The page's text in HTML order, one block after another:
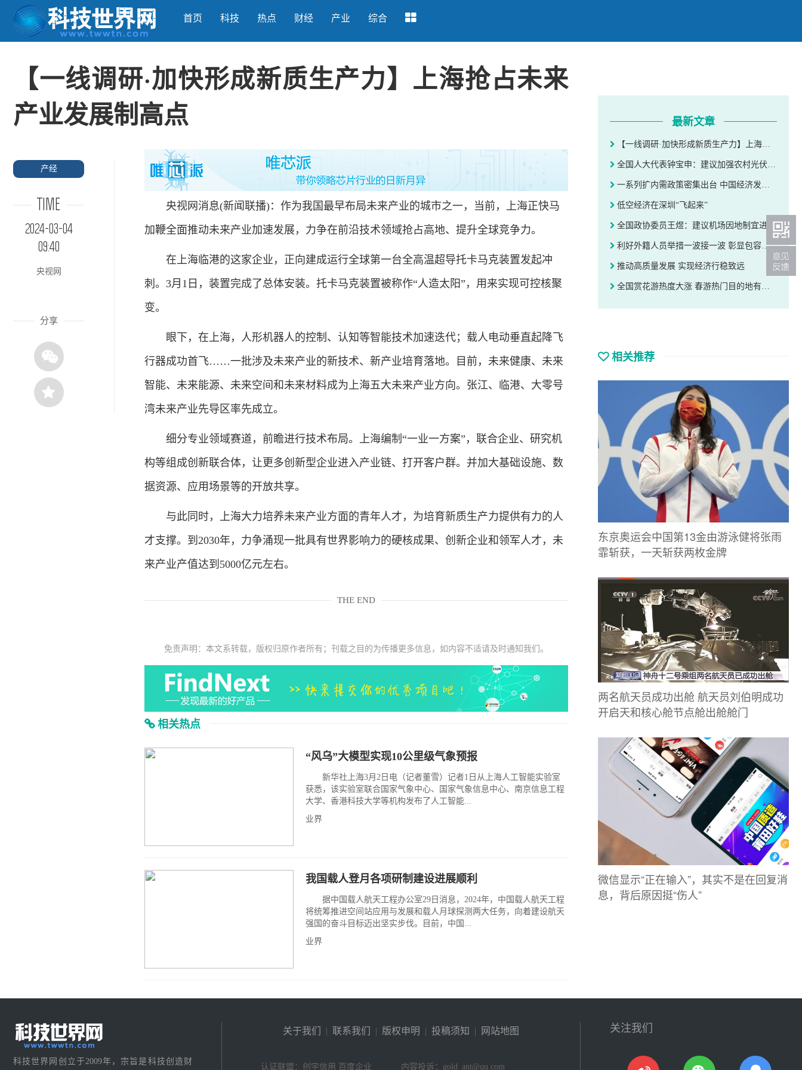
首页 科技 热点 财经 产业 综合
【一线调研·加快形成新质生产力】上海抢占未来
产业发展制高点
产经
TIME
2024-03-04
09:40
央视网
分享
央视网消息(新闻联播)：作为我国最早布局未来产业的城市之一，当前，上海正快马
加鞭全面推动未来产业加速发展，力争在前沿技术领域抢占高地、提升全球竞争力。
在上海临港的这家企业，正向建成运行全球第一台全高温超导托卡马克装置发起冲
刺。3月1日，装置完成了总体安装。托卡马克装置被称作“人造太阳”，用来实现可控核聚
变。
眼下，在上海，人形机器人的控制、认知等智能技术加速迭代；载人电动垂直起降飞
行器成功首飞……一批涉及未来产业的新技术、新产业培育落地。目前，未来健康、未来
智能、未来能源、未来空间和未来材料成为上海五大未来产业方向。张江、临港、大零号
湾未来产业先导区率先成立。
细分专业领域赛道，前瞻进行技术布局。上海编制“一业一方案”，联合企业、研究机
构等组成创新联合体，让更多创新型企业进入产业链、打开客户群。并加大基础设施、数
据资源、应用场景等的开放共享。
与此同时，上海大力培养未来产业方面的青年人才，为培育新质生产力提供有力的人
才支撑。到2030年，力争涌现一批具有世界影响力的硬核成果、创新企业和领军人才，未
来产业产值达到5000亿元左右。
THE END
免责声明：本文系转载，版权归原作者所有；刊载之目的为传播更多信息，如内容不适请及时通知我们。
相关热点
“风乌”大模型实现10公里级气象预报
新华社上海3月2日电（记者董雪）记者1日从上海人工智能实验室
获悉，该实验室联合国家气象中心、国家气象信息中心、南京信息工程
大学、香港科技大学等机构发布了人工智能...
业界
我国载人登月各项研制建设进展顺利
据中国载人航天工程办公室29日消息，2024年，中国载人航天工程
将统筹推进空间站应用与发展和载人月球探测两大任务，向着建设航天
强国的奋斗目标迈出坚实步伐。目前，中国...
业界
最新文章
【一线调研·加快形成新质生产力】上海抢占未来产业发展制高点
全国人大代表钟宝申：建议加强农村光伏市场质量监察 避免大建大拆
一系列扩内需政策密集出台 中国经济发展脉动强劲有力
低空经济在深圳“飞起来”
全国政协委员王煜：建议机场因地制宜进行选址和建设
利好外籍人员举措一波接一波 彰显包容开放的大国自信
推动高质量发展 实现经济行稳致远
全国赏花游热度大涨 春游热门目的地有哪些？
相关推荐
东京奥运会中国第13金由游泳健将张雨
霏斩获，一天斩获两枚金牌
两名航天员成功出舱 航天员刘伯明成功
开启天和核心舱节点舱出舱舱门
微信显示“正在输入”，其实不是在回复消
息，背后原因挺“伤人”
科技世界网创立于2009年，宗旨是科技创造财
关于我们 | 联系我们 | 版权申明 | 投稿须知 | 网站地图
认证联盟：创宇信用 百度企业 内容投诉：gold_ant@qq.com
关注我们